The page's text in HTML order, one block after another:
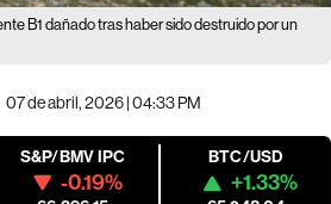
B1 dañado tras haber sido destruido por un
07 de abril, 2026 | 04:33 PM
S&P/BMV IPC
-0.19%
BTC/USD
+1.33%